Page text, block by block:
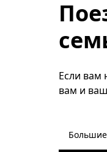
Если вам
вам и